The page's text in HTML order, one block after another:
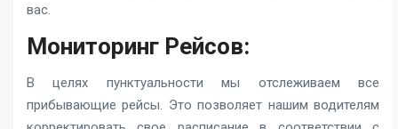
вас.
Мониторинг Рейсов:
В целях пунктуальности мы отслеживаем все
прибывающие рейсы. Это позволяет нашим водителям